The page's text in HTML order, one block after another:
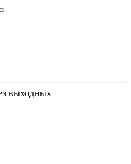
выходных